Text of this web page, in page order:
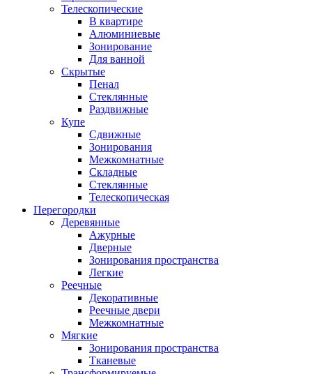
Телескопические
В квартире
Алюминиевые
Зонирование
Для ванной
Скрытые
Пенал
Стеклянные
Раздвижные
Купе
Сдвижные
Зонирования
Межкомнатные
Складные
Стеклянные
Телескопическая
Перегородки
Деревянные
Ажурные
Дверные
Зонирования пространства
Легкие
Реечные
Декоративные
Реечные двери
Межкомнатные
Мягкие
Зонирования пространства
Тканевые